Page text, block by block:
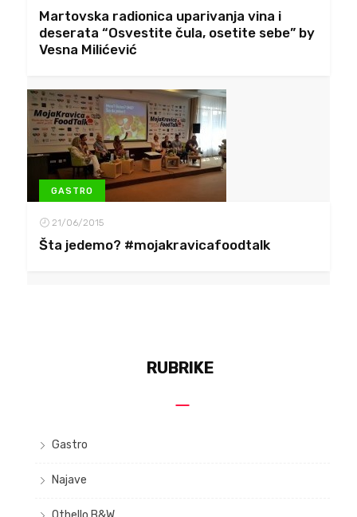
Martovska radionica uparivanja vina i
deserata “Osvestite čula, osetite sebe” by
Vesna Milićević
GASTRO
21/06/2015
Šta jedemo? #mojakravicafoodtalk
RUBRIKE
Gastro
Najave